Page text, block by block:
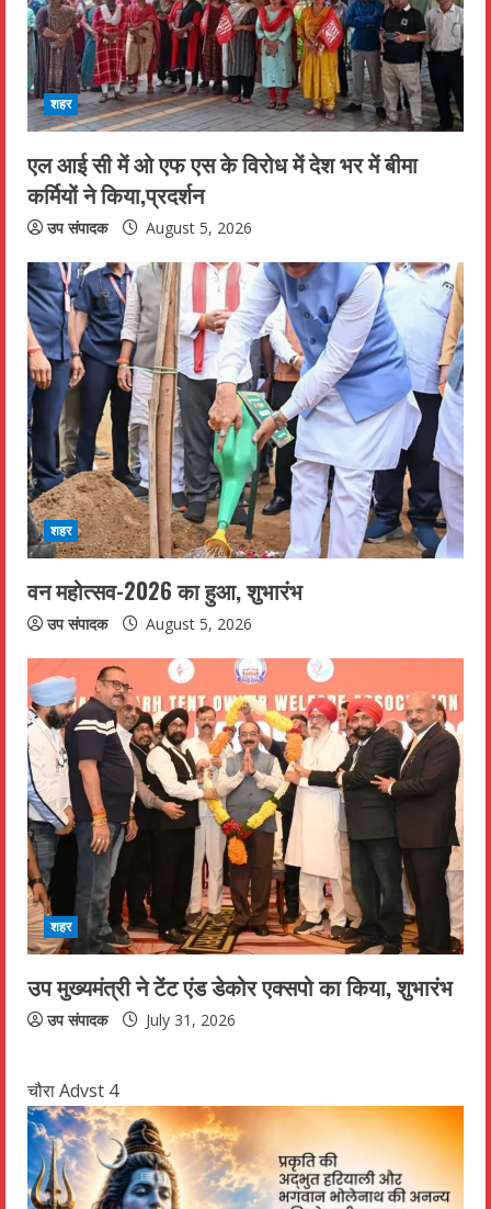
a
d
i
n
g
शहर
एल आई सी में ओ एफ एस के विरोध में देश भर में बीमा
कर्मियों ने किया,प्रदर्शन
उप संपादक August 5, 2026
शहर
वन महोत्सव-2026 का हुआ, शुभारंभ
उप संपादक August 5, 2026
शहर
उप मुख्यमंत्री ने टेंट एंड डेकोर एक्सपो का किया, शुभारंभ
उप संपादक July 31, 2026
चौरा Advst 4